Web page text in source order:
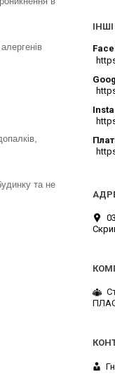
та не